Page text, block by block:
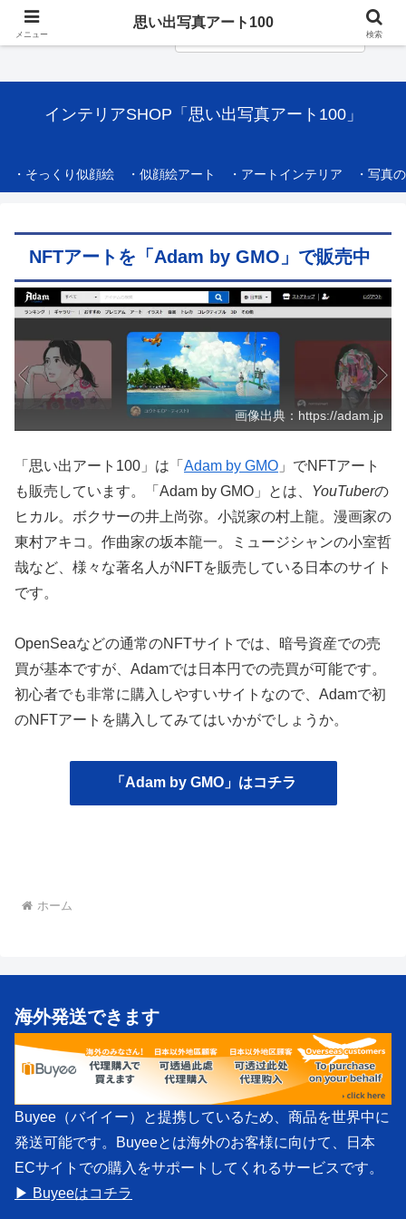
インテリアSHOP「思い出写真アート100」
・そっくり似顔絵 ・似顔絵アート ・アートインテリア ・写真
NFTアートを「Adam by GMO」で販売中
画像出典：https://adam.jp
「思い出アート100」は「 Adam by GMO 」でNFTアート
も販売しています。「Adam by GMO」とは、 YouTuberの
ヒカル。ボクサーの井上尚弥。小説家の村上龍。漫画家の
東村アキコ。作曲家の坂本龍一。ミュージシャンの小室哲
哉など、様々な著名人がNFTを販売している日本のサイト
です。
OpenSeaなどの通常のNFTサイトでは、暗号資産での売
買が基本ですが、Adamでは日本円での売買が可能です。
初心者でも非常に購入しやすいサイトなので、Adamで初
のNFTアートを購入してみてはいかがでしょうか。
「Adam by GMO」はコチラ
ホーム
海外発送できます
Buyee（バイイー）と提携しているため、商品を世界中に
発送可能です。Buyeeとは海外のお客様に向けて、日本
ECサイトでの購入をサポートしてくれるサービスです。
▶ Buyeeはコチラ
メニュー
思い出写真アート100
検索